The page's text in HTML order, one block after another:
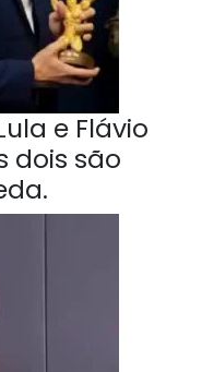
e Flávio
dois são